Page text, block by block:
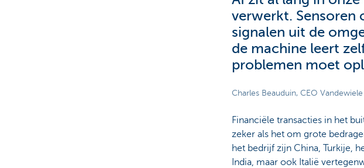
verwerkt. Sensoren
signalen uit de
de machine leert
problemen moet
Charles Beauduin, CEO Vandewiele
Financiële transacties in het
zeker als het om grote
het bedrijf zijn China, Turkije,
India, maar ook Italië